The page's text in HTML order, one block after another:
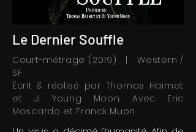
Le Dernier Souffle
Court-métrage (2019) | Western /
SF
Écrit & réalisé par Thomas Haimet
et Ji Young Moon. Avec Eric
Moscardo et Franck Muon